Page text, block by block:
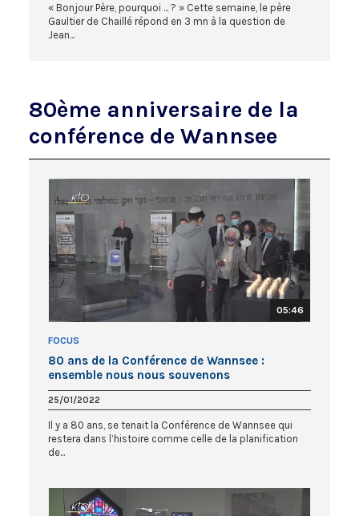
« Bonjour Père, pourquoi ... ? » Cette semaine, le père
Gaultier de Chaillé répond en 3 mn à la question de
Jean...
80ème anniversaire de la
conférence de Wannsee
05:46
FOCUS
80 ans de la Conférence de Wannsee :
ensemble nous nous souvenons
25/01/2022
Il y a 80 ans, se tenait la Conférence de Wannsee qui
restera dans l’histoire comme celle de la planification
de...